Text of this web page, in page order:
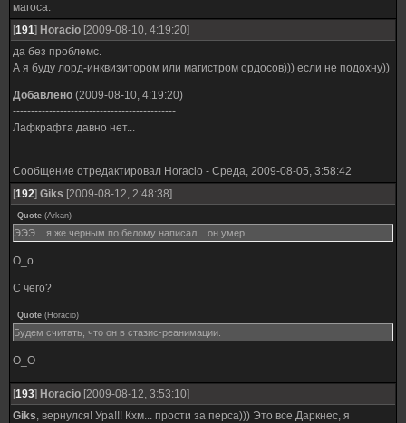
магоса.
[191] Horacio [2009-08-10, 4:19:20]
да без проблемс.
А я буду лорд-инквизитором или магистром ордосов))) если не подохну))
Добавлено (2009-08-10, 4:19:20)
---------------------------------------------
Лафкрафта давно нет...
Сообщение отредактировал Horacio - Среда, 2009-08-05, 3:58:42
[192] Giks [2009-08-12, 2:48:38]
Quote (Arkan)
ЭЭЭ... я же черным по белому написал... он умер.
O_o
С чего?
Quote (Horacio)
Будем считать, что он в стазис-реанимации.
O_O
[193] Horacio [2009-08-12, 3:53:10]
Giks, вернулся! Ура!!! Кхм... прости за перса))) Это все Даркнес, я